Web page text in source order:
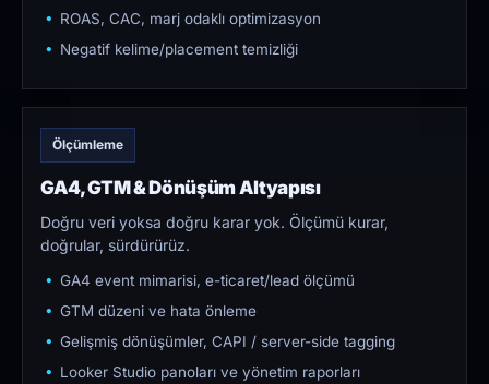
ROAS, CAC, marj odaklı optimizasyon
Negatif kelime/placement temizliği
Ölçümleme
GA4, GTM & Dönüşüm Altyapısı
Doğru veri yoksa doğru karar yok. Ölçümü kurar,
doğrular, sürdürürüz.
GA4 event mimarisi, e-ticaret/lead ölçümü
GTM düzeni ve hata önleme
Gelişmiş dönüşümler, CAPI / server-side tagging
Looker Studio panoları ve yönetim raporları